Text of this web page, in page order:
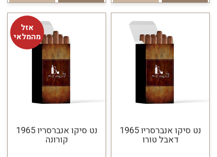
נט סיקו אנברסריו 1965
דאבל טורו
אזל
מהמלאי
נט סיקו אנברסריו 1965
קורונה